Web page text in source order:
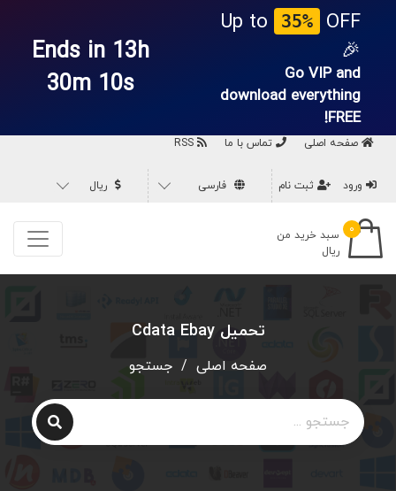
Up to 35%
OFF
🎉
Go VIP and
download everything
FREE!
Ends in 13h
30m 10s
صفحه اصلی تماس با ما
ورود ثبت نام فارسی ریال
۰
سبد خرید من
ریال
تحميل Cdata Ebay
صفحه اصلی / جستجو